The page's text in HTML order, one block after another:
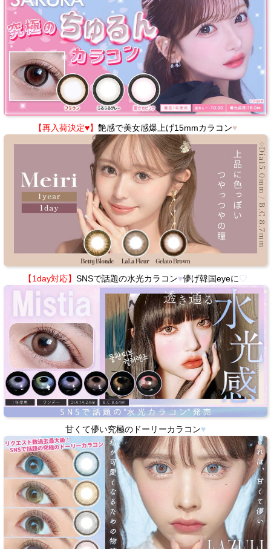
【再入荷決定♥】 艶感で美女感爆上げ15mmカラコン♥
【1day対応】 SNSで話題の水光カラコン♥儚げ韓国eyeに♡
甘くて儚い究極のドーリーカラコン♥